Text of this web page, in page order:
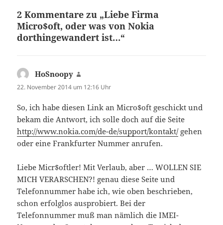
2 Kommentare zu „Liebe Firma
Micro$oft, oder was von Nokia
dorthingewandert ist…“
HoSnoopy
22. November 2014 um 12:16 Uhr
So, ich habe diesen Link an Micro$oft geschickt und
bekam die Antwort, ich solle doch auf die Seite
http://www.nokia.com/de-de/support/kontakt/gehen
oder eine Frankfurter Nummer anrufen.
Liebe Micr$oftler! Mit Verlaub, aber … WOLLEN SIE
MICH VERARSCHEN?! genau diese Seite und
Telefonnummer habe ich, wie oben beschrieben,
schon erfolglos ausprobiert. Bei der
Telefonnummer muß man nämlich die IMEI-